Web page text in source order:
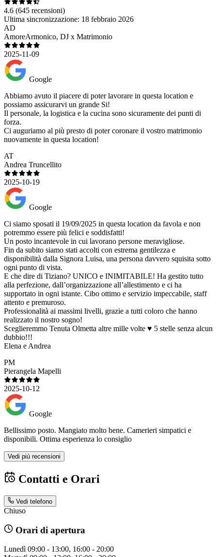
4.6 (645 recensioni)
Ultima sincronizzazione: 18 febbraio 2026
AD
AmoreArmonico, DJ x Matrimonio
2025-11-09
Google
Abbiamo avuto il piacere di poter lavorare in questa location e
possiamo assicurarvi un grande Si!
Il personale, la logistica e la cucina sono sicuramente dei punti di
forza.
Ci auguriamo al più presto di poter coronare il vostro matrimonio
nuovamente in questa location!
AT
Andrea Truncellito
2025-10-19
Google
Ci siamo sposati il 19/09/2025 in questa location da favola e non
potremmo essere più felici e soddisfatti!
Un posto incantevole in cui lavorano persone meravigliose.
Fin da subito siamo stati accolti con estrema gentilezza e
disponibilità dalla Signora Luisa, una persona davvero squisita sotto
ogni punto di vista.
E che dire di Tiziano? UNICO e INIMITABILE! Ha gestito tutto
alla perfezione, dall’organizzazione all’allestimento e ci ha
supportato in ogni istante. Cibo ottimo e servizio impeccabile, staff
attento e premuroso.
Professionalità ai massimi livelli, grazie a tutti coloro che hanno
realizzato il nostro sogno!
Sceglieremmo Tenuta Olmetta altre mille volte ♥️ 5 stelle senza alcun
dubbio!!!
Elena e Andrea
PM
Pierangela Mapelli
2025-10-12
Google
Bellissimo posto. Mangiato molto bene. Camerieri simpatici e
disponibili. Ottima esperienza lo consiglio
Vedi più recensioni
Contatti e Orari
Vedi telefono
Chiuso
Orari di apertura
Lunedì 09:00 - 13:00, 16:00 - 20:00